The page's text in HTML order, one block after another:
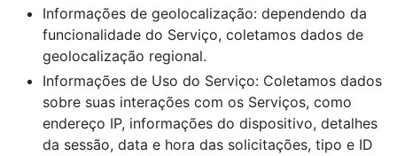
Informações de geolocalização: dependendo da
funcionalidade do Serviço, coletamos dados de
geolocalização regional.
Informações de Uso do Serviço: Coletamos dados
sobre suas interações com os Serviços, como
endereço IP, informações do dispositivo, detalhes
da sessão, data e hora das solicitações, tipo e ID